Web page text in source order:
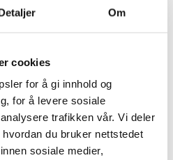
Om
cookies
for å gi innhold og
for å levere sosiale
trafikken vår. Vi deler
du bruker nettstedet
sosiale medier,
Fra kr. 19 550,-